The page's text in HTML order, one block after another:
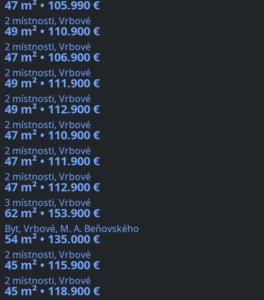
47 m² • 105.990 €
2 místnosti, Vrbové
49 m² • 110.900 €
2 místnosti, Vrbové
47 m² • 106.900 €
2 místnosti, Vrbové
49 m² • 111.900 €
2 místnosti, Vrbové
49 m² • 112.900 €
2 místnosti, Vrbové
47 m² • 110.900 €
2 místnosti, Vrbové
47 m² • 111.900 €
2 místnosti, Vrbové
47 m² • 112.900 €
3 místnosti, Vrbové
62 m² • 153.900 €
Byt, Vrbové, M. A. Beňovského
54 m² • 135.000 €
2 místnosti, Vrbové
45 m² • 115.900 €
2 místnosti, Vrbové
45 m² • 118.900 €